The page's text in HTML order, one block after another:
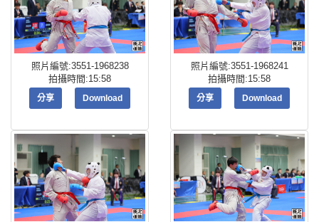
照片編號:3551-1968238
拍攝時間:15:58
分享 Download
照片編號:3551-1968241
拍攝時間:15:58
分享 Download